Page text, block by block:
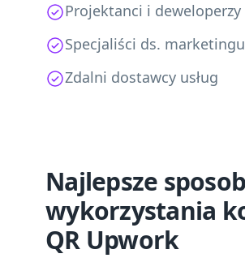
Projektanci i deweloperzy
Specjaliści ds. marketingu
Zdalni dostawcy usług
Najlepsze
wykorzystania
QR Upwork